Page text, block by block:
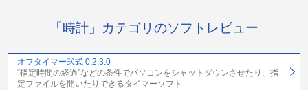
「時計」カテゴリのソフトレビュー
オフタイマー弐式 0.2.3.0
“指定時間の経過”などの条件でパソコンをシャットダウンさせたり、指
定ファイルを開いたりできるタイマーソフト